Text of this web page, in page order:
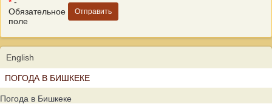
Обязательное
поле
English
ПОГОДА В БИШКЕКЕ
Погода в Бишкеке